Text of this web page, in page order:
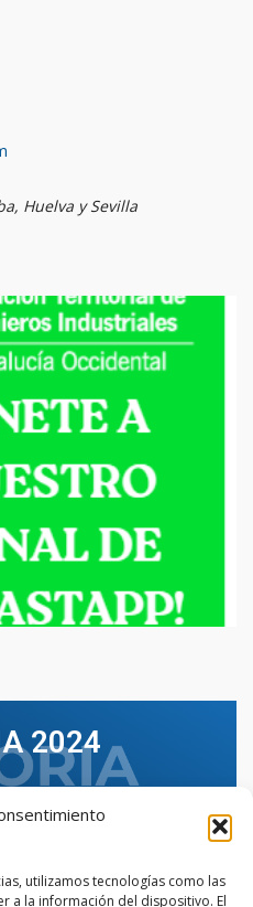
utilizamos tecnologías como las
a la información del dispositivo. El
Huelva y Sevilla
2024